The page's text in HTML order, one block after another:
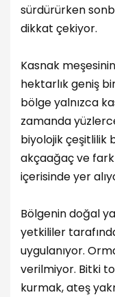
sürdürürken
dikkat çekiyor.
Kasnak
hektarlık geniş
bölge yalnızca
zamanda
biyolojik çeşitlilik
akçaağaç ve
içerisinde yer
Bölgenin doğal
yetkililer
uygulanıyor.
verilmiyor. Bitki
kurmak, ateş